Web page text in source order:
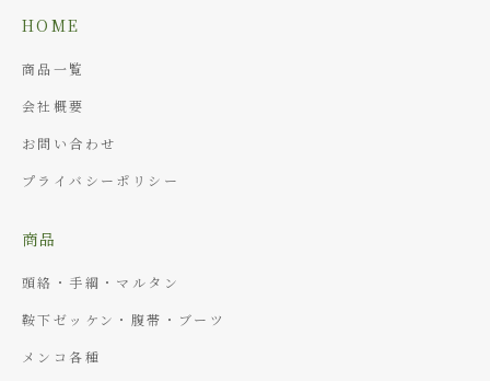
HOME
商品一覧
会社概要
お問い合わせ
プライバシーポリシー
商品
頭絡・手綱・マルタン
鞍下ゼッケン・腹帯・ブーツ
メンコ各種